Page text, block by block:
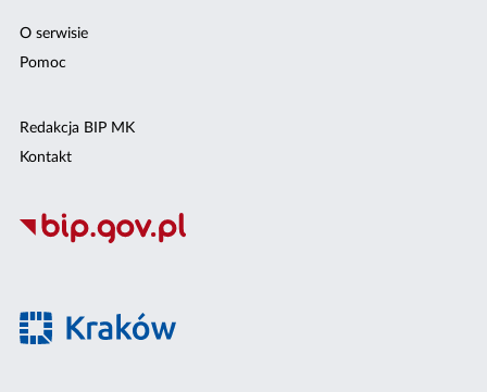
O serwisie
Pomoc
Redakcja BIP MK
Kontakt